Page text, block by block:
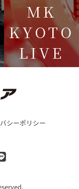
MK
KYOTO
LIVE
シーポリシー